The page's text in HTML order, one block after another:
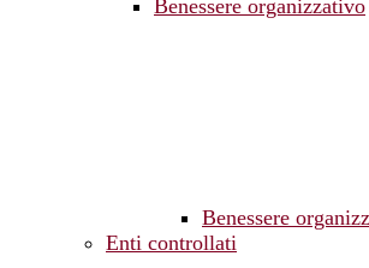
Benessere organizzativo
Benessere
Enti controllati